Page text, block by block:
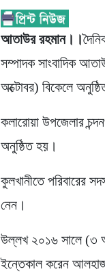
আতাউর রহমান।।
সম্পাদক সাংবাদিক
অক্টোবর) বিকেলে
কলারোয়া উপজেলার
অনুষ্ঠিত হয়।
কুলখানীতে পরিবারের
নেন।
উল্লখ ২০১৬ সালে (৩
ইন্তেকাল করেন